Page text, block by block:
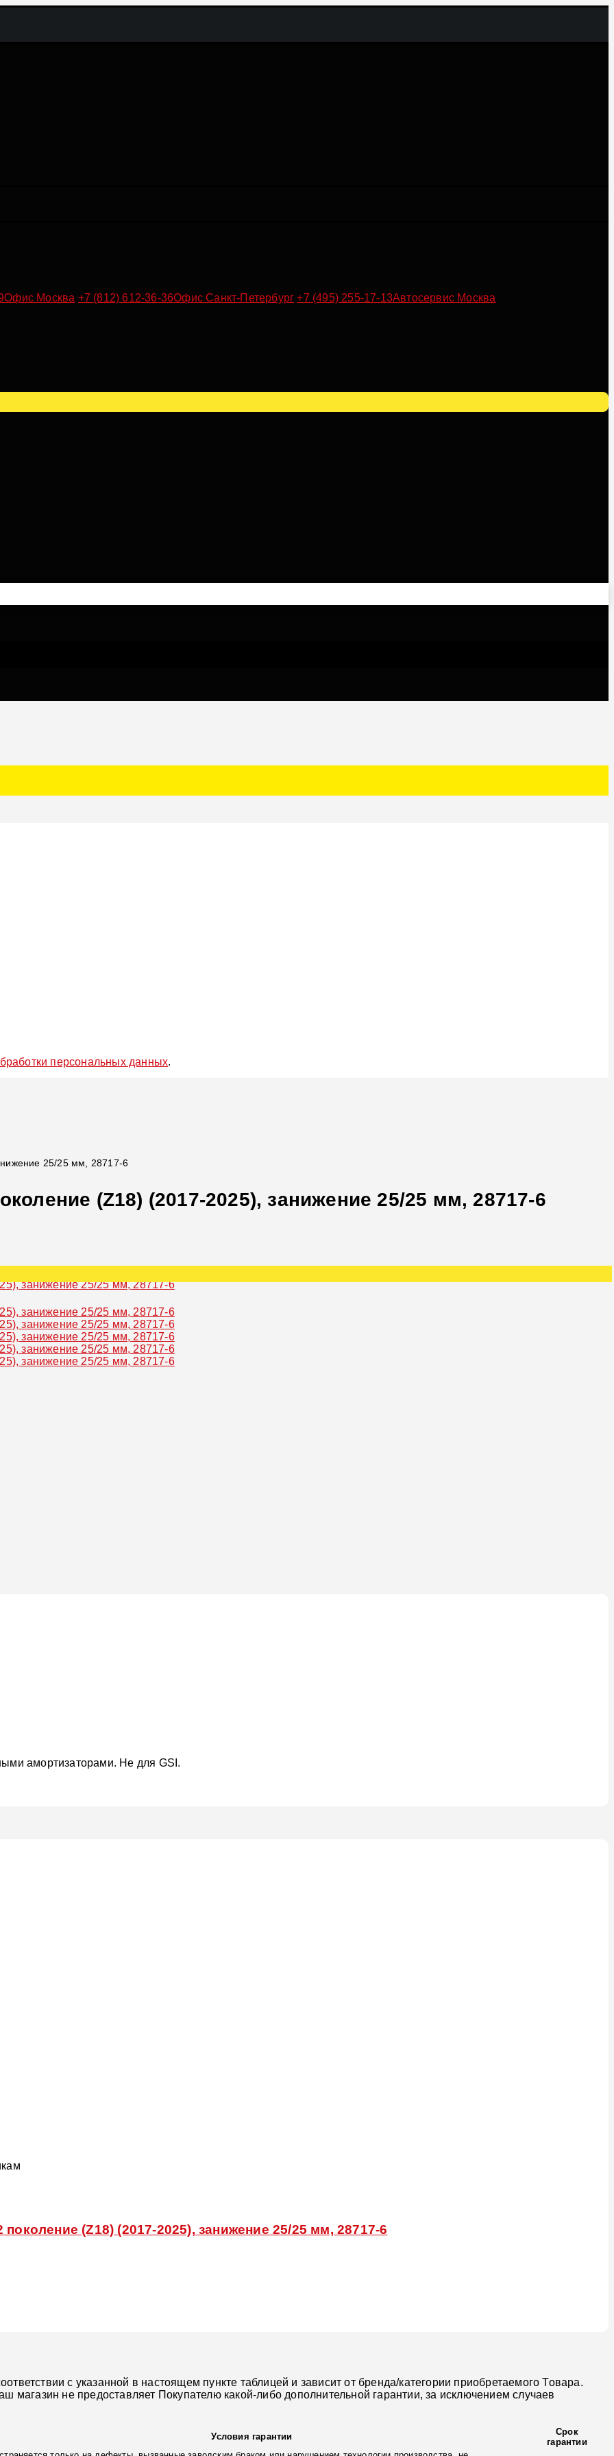
Офис Москва +7 (812) 612-36-36Офис Санкт-Петербург +7 (495) 255-17-13Автосервис Москва
персональных данных.
25/25 мм, 28717-6
(Z18) (2017-2025), занижение 25/25 мм, 28717-6
амортизаторами. Не для GSI.
(Z18) (2017-2025), занижение 25/25 мм, 28717-6
с указанной в настоящем пункте таблицей и зависит от бренда/категории приобретаемого Товара.
магазин не предоставляет Покупателю какой-либо дополнительной гарантии, за исключением случаев
Условия гарантии
Срок
гарантии